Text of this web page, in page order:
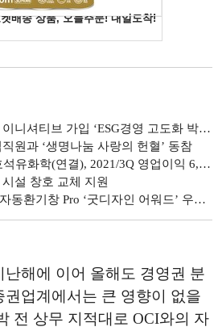
니셔티브 가입 ‘ESG경영 고도화 박차’
원과 ‘생명나눔 사랑의 헌혈’ 동참
학(연결), 2021/3Q 영업이익 6,253.39억원
설 창호 교체 지원
창 Pro ‘굿디자인 어워드’ 우수디자인 선정
난해에 이어 올해도 경영권 분
업계에서는 큰 영향이 없을
전 상무 지적대로 OCI와의 자